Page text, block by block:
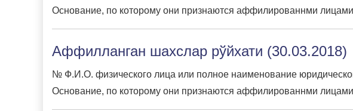
Основание, по которому они признаются аффилированнми
Аффилланган шахслар рўйхати (30.03.2018)
№ Ф.И.О. физического лица или полное наименование
Основание, по которому они признаются аффилированнми